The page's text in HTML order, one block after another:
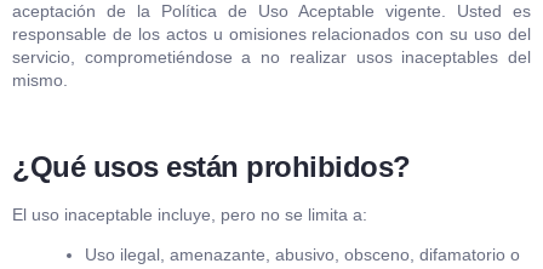
aceptación de la Política de Uso Aceptable vigente. Usted es
responsable de los actos u omisiones relacionados con su uso del
servicio, comprometiéndose a no realizar usos inaceptables del
mismo.
¿Qué usos están prohibidos?
El uso inaceptable incluye, pero no se limita a:
Uso ilegal, amenazante, abusivo, obsceno, difamatorio o